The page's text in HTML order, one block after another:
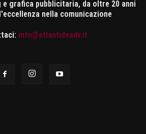
e grafica pubblicitaria, da oltre 20 anni
nella comunicazione
info@atlantideadv.it